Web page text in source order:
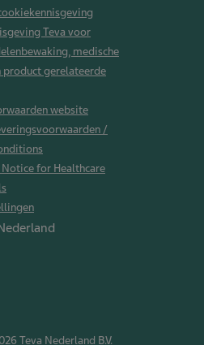
Teva voor
medische
product gerelateerde
website
/
for Healthcare
Teva Nederland B.V.